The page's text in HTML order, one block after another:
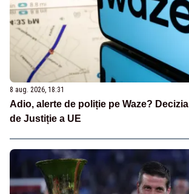
8 aug. 2026, 18:31
Adio, alerte de poliție pe Waze?
de Justiție a UE